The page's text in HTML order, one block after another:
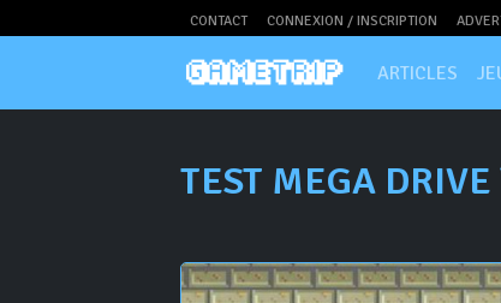
CONTACT CONNEXION / INSCRIPTION
ARTICLES
TEST MEGA